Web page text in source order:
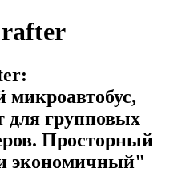
для групповых
Просторный
экономичный